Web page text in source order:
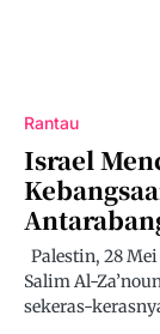
Rantau
Israel
Palestin, 28
Salim Al-
sekeras-